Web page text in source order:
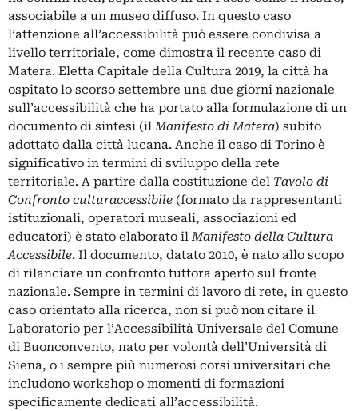
associabile a un museo diffuso. In questo caso
l’attenzione all’accessibilità può essere condivisa a
livello territoriale, come dimostra il recente caso di
Matera. Eletta Capitale della Cultura 2019, la città ha
ospitato lo scorso settembre una due giorni nazionale
sull’accessibilità che ha portato alla formulazione di un
documento di sintesi (ilManifesto di Matera) subito
adottato dalla città lucana. Anche il caso di Torino è
significativo in termini di sviluppo della rete
territoriale. A partire dalla costituzione del Tavolo di
Confronto culturaccessibile (formato da rappresentanti
istituzionali, operatori museali, associazioni ed
educatori) è stato elaborato ilManifesto della Cultura
Accessibile. Il documento, datato 2010, è nato allo scopo
di rilanciare un confronto tuttora aperto sul fronte
nazionale. Sempre in termini di lavoro di rete, in questo
caso orientato alla ricerca, non si può non citare il
Laboratorio per l’Accessibilità Universale del Comune
di Buonconvento, nato per volontà dell’Università di
Siena, o i sempre più numerosi corsi universitari che
includono workshop o momenti di formazioni
specificamente dedicati all’accessibilità.